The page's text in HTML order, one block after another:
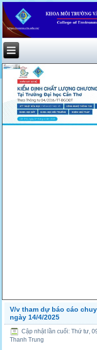
V/v tham dự báo cáo
ngày 14/4/2025
Cập nhật lần cuối: Thứ tư,
Thanh Trung